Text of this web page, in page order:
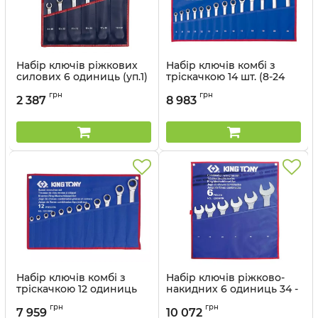
Набір ключів ріжкових
силових 6 одиниць (уп.1)
Артикул:
2 387 грн
Набір ключів комбі з
тріскачкою 14 шт. (8-24
Артикул:
8 983 грн
Набір ключів комбі з
тріскачкою 12 одиниць
терилену
7 959 грн
Набір ключів ріжково-
накидних 6 одиниць 34 -
терилену KING TONY
10 072 грн